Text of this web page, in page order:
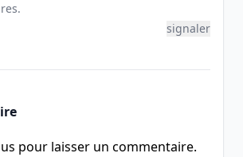
signaler
pour laisser un commentaire.